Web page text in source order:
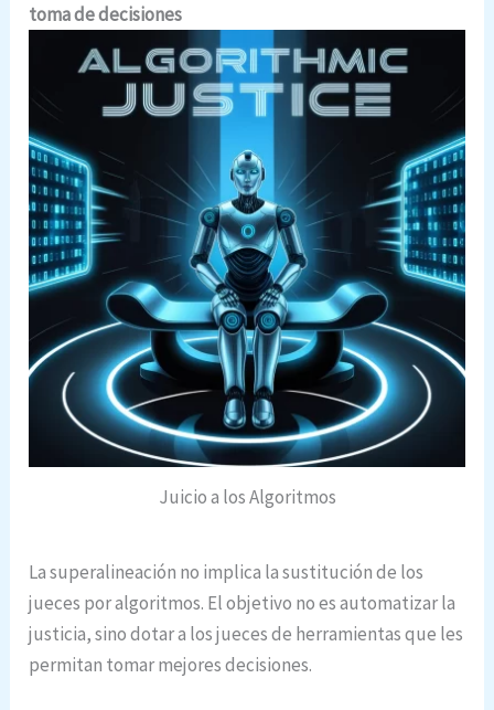
toma de decisiones
Juicio a los Algoritmos
La superalineación no implica la sustitución de los
jueces por algoritmos. El objetivo no es automatizar la
justicia, sino dotar a los jueces de herramientas que les
permitan tomar mejores decisiones.